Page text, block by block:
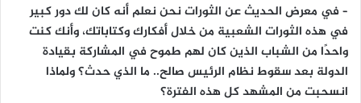
– في معرض الحديث عن الثورات نحن نعلم أنه كان لك دور كبير
في هذه الثورات الشعبية من خلال أفكارك وكتاباتك، وأنك كنت
واحدًا من الشباب الذين كان لهم طموح في المشاركة بقيادة
الدولة بعد سقوط نظام الرئيس صالح.. ما الذي حدث؟ ولماذا
انسحبت من المشهد كل هذه الفترة؟